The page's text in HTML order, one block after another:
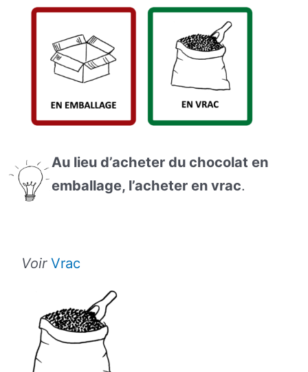
Au lieu d’acheter du chocolat en
emballage, l’acheter en vrac.
Voir Vrac